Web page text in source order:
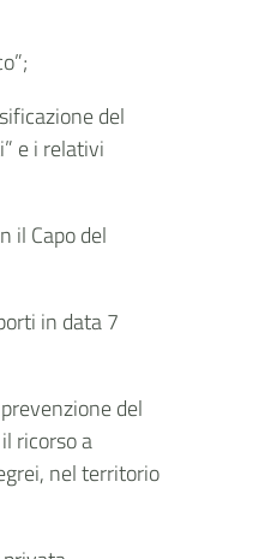
del
e i relativi
il Capo del
in data 7
del
ricorso a
nel territorio